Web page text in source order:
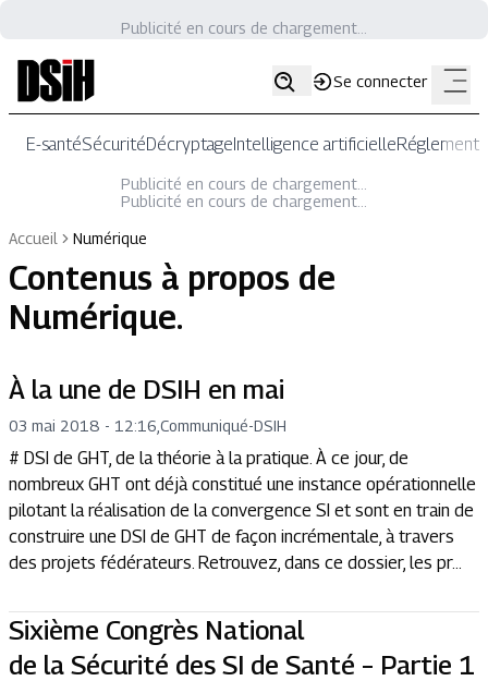
Publicité en cours de chargement...
Se connecter
E-santéSécuritéDécryptageIntelligence artificielle
Publicité en cours de chargement...
Publicité en cours de chargement...
Accueil
Numérique
Contenus à propos de
Numérique.
À la une de DSIH en mai
03 mai 2018 - 12:16 Communiqué-DSIH
# DSI de GHT, de la théorie à la pratique. À ce jour, de
nombreux GHT ont déjà constitué une instance opérationnelle
pilotant la réalisation de la convergence SI et sont en train de
construire une DSI de GHT de façon incrémentale, à travers
des projets fédérateurs. Retrouvez, dans ce dossier, les pr...
Sixième Congrès National
de la Sécurité des SI de Santé – Partie 1